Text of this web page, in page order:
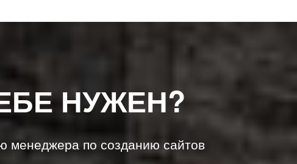
НУЖЕН?
менеджера по созданию сайтов